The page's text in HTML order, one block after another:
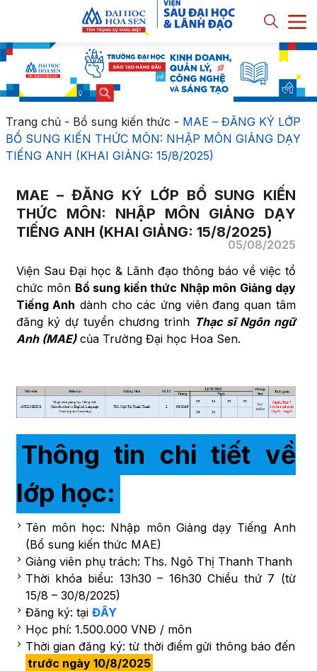
Trang chủ- Bổ sung kiến thức - MAE – ĐĂNG KÝ LỚP
BỔ SUNG KIẾN THỨC MÔN: NHẬP MÔN GIẢNG DẠY
TIẾNG ANH (KHAI GIẢNG: 15/8/2025)
MAE – ĐĂNG KÝ LỚP BỔ SUNG KIẾN
THỨC MÔN: NHẬP MÔN GIẢNG DẠY
TIẾNG ANH (KHAI GIẢNG: 15/8/2025)
05/08/2025
Viện Sau Đại học & Lãnh đạo thông báo về việc tổ
chức môn Bổ sung kiến thức Nhập môn Giảng dạy
Tiếng Anh dành cho các ứng viên đang quan tâm
đăng ký dự tuyển chương trình Thạc sĩ Ngôn ngữ
Anh (MAE)của Trường Đại học Hoa Sen.
Thông tin chi tiết về
lớp học:
Tên môn học: Nhập môn Giảng dạy Tiếng Anh
(Bổ sung kiến thức MAE)
Giảng viên phụ trách: Ths. Ngô Thị Thanh Thanh
Thời khóa biểu: 13h30 – 16h30 Chiều thứ 7 (từ
15/8 – 30/8/2025)
Đăng ký: tại ĐÂY
Học phí: 1.500.000 VNĐ / môn
Thời gian đăng ký: từ thời điểm gửi thông báo đến
trước ngày 10/8/2025